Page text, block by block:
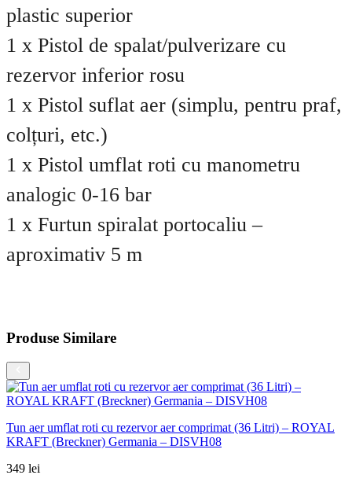
plastic superior
1 x Pistol de spalat/pulverizare cu
rezervor inferior rosu
1 x Pistol suflat aer (simplu, pentru praf,
colțuri, etc.)
1 x Pistol umflat roti cu manometru
analogic 0-16 bar
1 x Furtun spiralat portocaliu –
aproximativ 5 m
Produse Similare